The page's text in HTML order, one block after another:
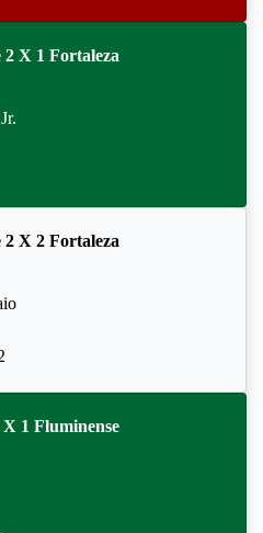
2 X 1 Fortaleza
2 X 2 Fortaleza
1 Fluminense